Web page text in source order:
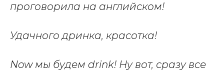
проговорила на английском!
Удачного дринка, красотка!
Now мы будем drink! Ну вот, сразу все